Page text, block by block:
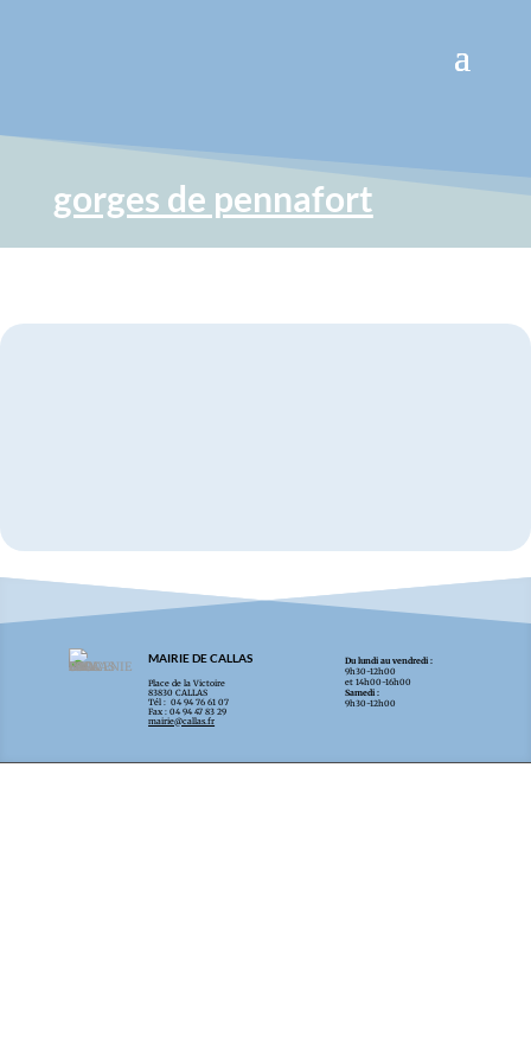
gorges de pennafort
MAIRIE DE CALLAS
Place de la Victoire
83830 CALLAS
Tél : 04 94 76 61 07
Fax : 04 94 47 83 29
mairie@callas.fr
Du lundi au vendredi :
9h30-12h00
et 14h00-16h00
Samedi :
9h30-12h00